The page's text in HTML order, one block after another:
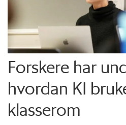
Forskere har
hvordan KI
klasserom